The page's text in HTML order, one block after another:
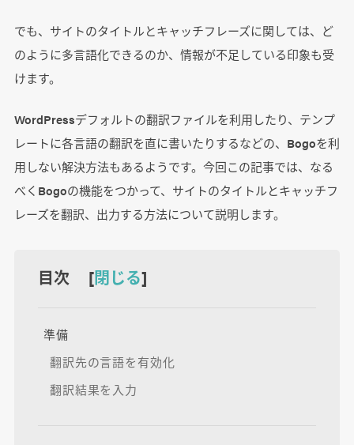
でも、サイトのタイトルとキャッチフレーズに関しては、ど
のように多言語化できるのか、情報が不足している印象も受
けます。
WordPressデフォルトの翻訳ファイルを利用したり、テンプ
レートに各言語の翻訳を直に書いたりするなどの、Bogoを利
用しない解決方法もあるようです。今回この記事では、なる
べくBogoの機能をつかって、サイトのタイトルとキャッチフ
レーズを翻訳、出力する方法について説明します。
目次 [閉じる]
準備
翻訳先の言語を有効化
翻訳結果を入力